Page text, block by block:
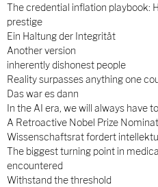
The credential inflation playbook:
prestige
Ein Haltung der Integrität
Another version
inherently dishonest people
Reality surpasses anything one
Das war es dann
In the AI era, we will always have
A Retroactive Nobel Prize
Wissenschaftsrat fordert
The biggest turning point in
encountered
Withstand the threshold